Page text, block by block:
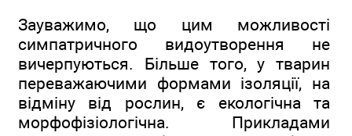
Зауважимо, що цим можливості
симпатричного видоутворення не
вичерпуються. Більше того, у тварин
переважаючими формами ізоляції, на
відміну від рослин, є екологічна та
морфофізіологічна. Прикладами